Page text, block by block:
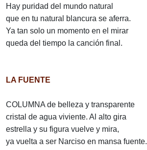
Hay puridad del mundo natural
que en tu natural blancura se aferra.
Ya tan solo un momento en el mirar
queda del tiempo la canción final.
LA FUENTE
COLUMNA de belleza y transparente
cristal de agua viviente. Al alto gira
estrella y su figura vuelve y mira,
ya vuelta a ser Narciso en mansa fuente.